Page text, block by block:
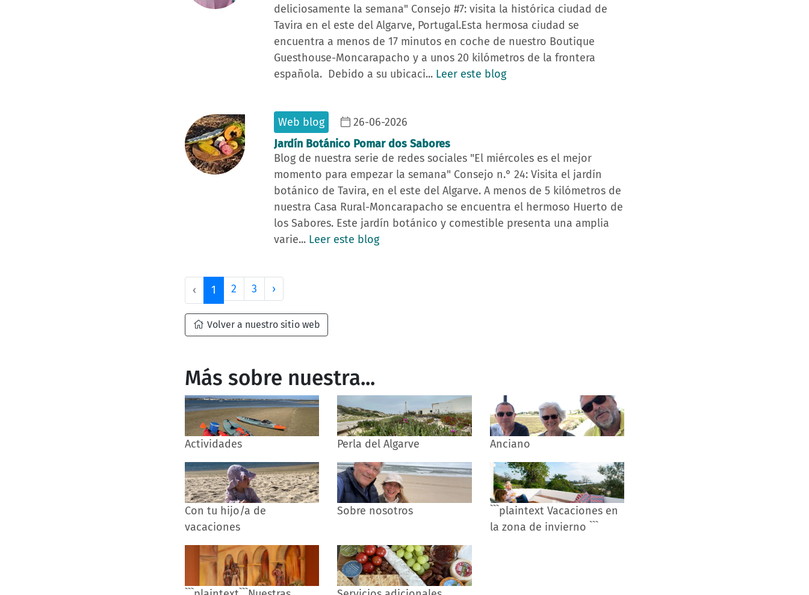
deliciosamente la semana" Consejo #7: visita la histórica ciudad de
Tavira en el este del Algarve, Portugal.Esta hermosa ciudad se
encuentra a menos de 17 minutos en coche de nuestro Boutique
Guesthouse-Moncarapacho y a unos 20 kilómetros de la frontera
española. Debido a su ubicaci... Leer este blog
Web blog
26-06-2026
Jardín Botánico Pomar dos Sabores
Blog de nuestra serie de redes sociales "El miércoles es el mejor
momento para empezar la semana" Consejo n.° 24: Visita el jardín
botánico de Tavira, en el este del Algarve. A menos de 5 kilómetros de
nuestra Casa Rural-Moncarapacho se encuentra el hermoso Huerto de
los Sabores. Este jardín botánico y comestible presenta una amplia
varie... Leer este blog
‹ 1 2 3 ›
Volver a nuestro sitio web
Más sobre nuestra...
Actividades Perla del Algarve Anciano
Con tu hijo/a de
vacaciones
Sobre nosotros
```plaintext Vacaciones en
la zona de invierno ```